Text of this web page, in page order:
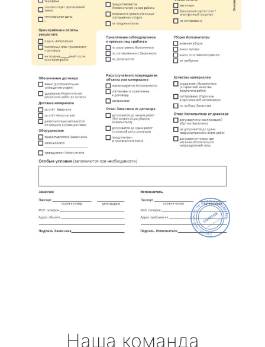
Наша команда